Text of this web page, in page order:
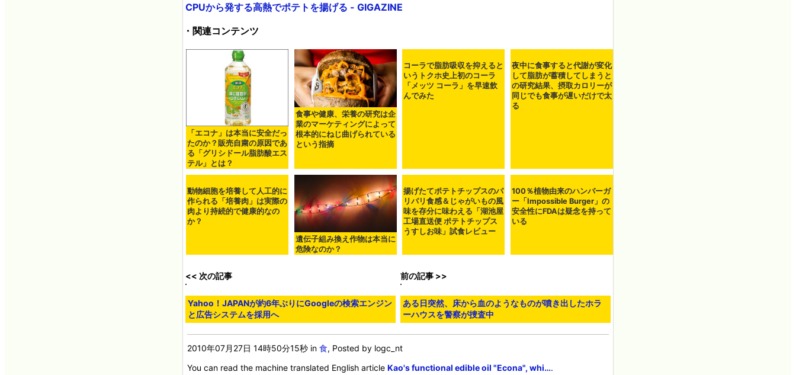
CPUから発する高熱でポテトを揚げる - GIGAZINE
・関連コンテンツ
「エコナ」は本当に安全だっ
たのか？販売自粛の原因であ
る「グリシドール脂肪酸エス
テル」とは？
食事や健康、栄養の研究は企
業のマーケティングによって
根本的にねじ曲げられている
という指摘
コーラで脂肪吸収を抑えると
いうトクホ史上初のコーラ
「メッツ コーラ」を早速飲
んでみた
夜中に食事すると代謝が変化
して脂肪が蓄積してしまうと
の研究結果、摂取カロリーが
同じでも食事が遅いだけで太
る
動物細胞を培養して人工的に
作られる「培養肉」は実際の
肉より持続的で健康的なの
か？
遺伝子組み換え作物は本当に
危険なのか？
揚げたてポテトチップスのパ
リパリ食感＆じゃがいもの風
味を存分に味わえる「湖池屋
工場直送便 ポテトチップス
うすしお味」試食レビュー
100％植物由来のハンバーガ
ー「Impossible Burger」の
安全性にFDAは疑念を持って
いる
<< 次の記事
Yahoo！JAPANが約6年ぶりにGoogleの検索エンジン
と広告システムを採用へ
前の記事 >>
ある日突然、床から血のようなものが噴き出したホラ
ーハウスを警察が捜査中
2010年07月27日 14時50分15秒 in食, Posted by logc_nt
You can read the machine translated English articleKao's functional edible oil "Econa", whi….